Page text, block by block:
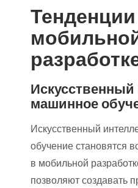
Искусственный
машинное
Искусственный
обучение становятся
в мобильной
позволяют создавать